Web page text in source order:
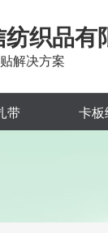
织品有
解决方案
带 卡板